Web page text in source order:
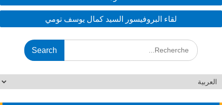
k
لقاء البروفيسور السيد كمال يوسف تومي